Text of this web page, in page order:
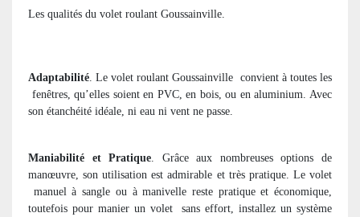
Les qualités du volet roulant Goussainville.
Adaptabilité . Le volet roulant Goussainville convient à toutes les
fenêtres, qu’elles soient en PVC, en bois, ou en aluminium. Avec
son étanchéité idéale, ni eau ni vent ne passe.
Maniabilité et Pratique . Grâce aux nombreuses options de
manœuvre, son utilisation est admirable et très pratique. Le volet
manuel à sangle ou à manivelle reste pratique et économique,
toutefois pour manier un volet
sans effort, installez un système